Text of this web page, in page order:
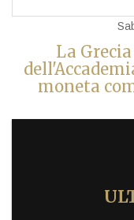
La
moneta